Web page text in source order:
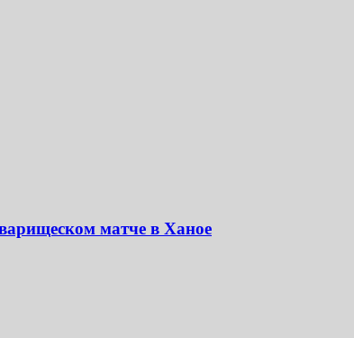
матче в Ханое